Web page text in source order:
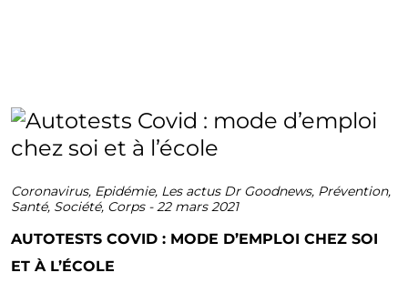
Coronavirus, Epidémie, Les actus Dr Goodnews, Prévention,
Santé, Société, Corps-22 mars 2021
AUTOTESTS COVID : MODE D’EMPLOI CHEZ SOI
ET À L’ÉCOLE